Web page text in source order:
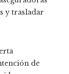
y trasladar
de